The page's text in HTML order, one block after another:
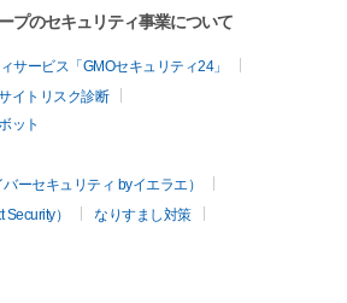
プのセキュリティ事業について
サービス「GMOセキュリティ24」
イトリスク診断
ット
ーセキュリティ byイエラエ）
）
なりすまし対策